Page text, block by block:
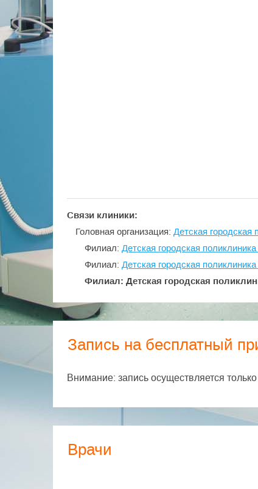
Связи клиники:
Головная организация: Детская
Филиал: Детская городская
Филиал: Детская городская
Филиал: Детская городская
Запись на бесплатный
Внимание: запись осуществляется
Врачи